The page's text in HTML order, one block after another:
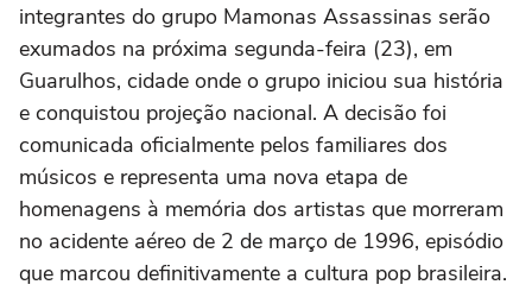
integrantes do grupo Mamonas Assassinas serão
exumados na próxima segunda-feira (23), em
Guarulhos, cidade onde o grupo iniciou sua história
e conquistou projeção nacional. A decisão foi
comunicada oficialmente pelos familiares dos
músicos e representa uma nova etapa de
homenagens à memória dos artistas que morreram
no acidente aéreo de 2 de março de 1996, episódio
que marcou definitivamente a cultura pop brasileira.